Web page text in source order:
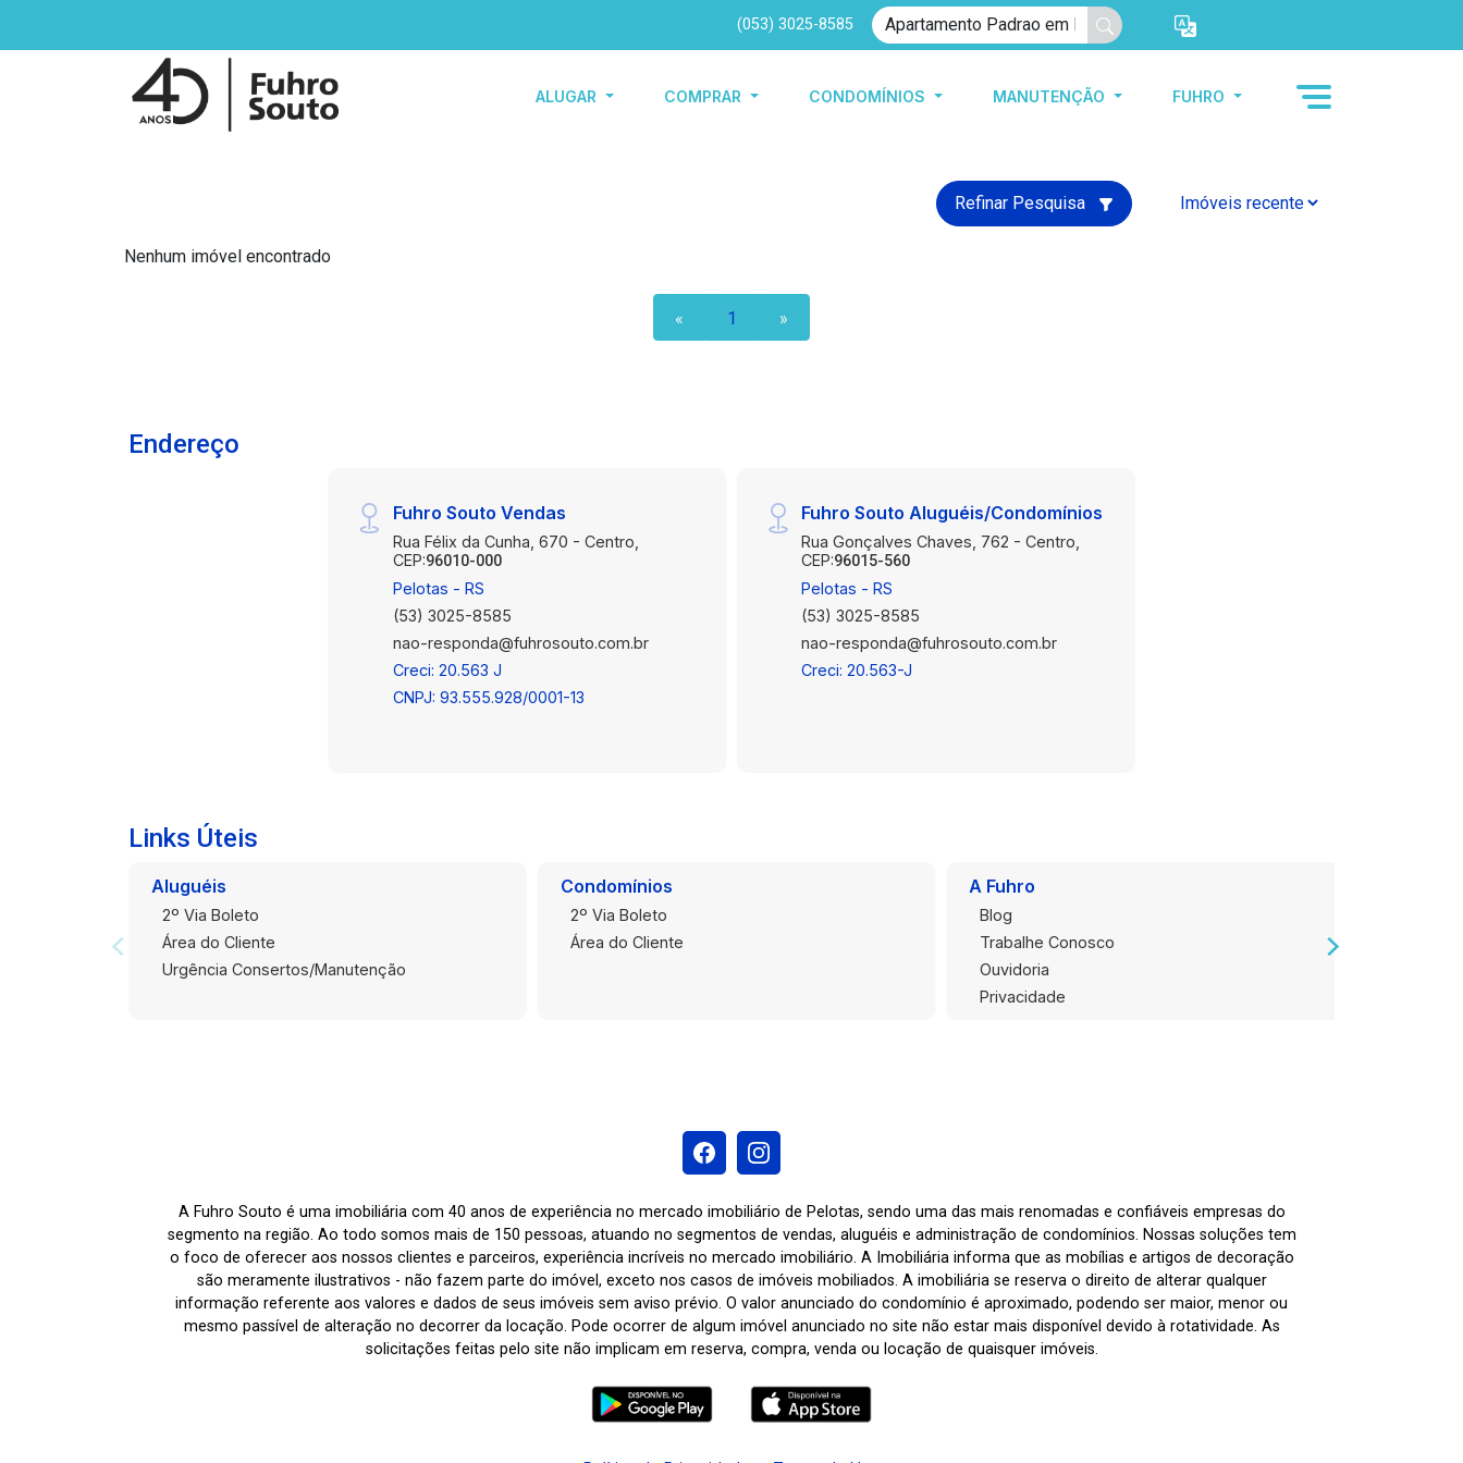
(053) 3025-8585
ALUGAR COMPRAR CONDOMÍNIOS MANUTENÇÃO FUHRO
Refinar Pesquisa
Nenhum imóvel encontrado
« 1 »
Endereço
Fuhro Souto Vendas
Rua Félix da Cunha, 670 - Centro,
CEP:96010-000
Pelotas - RS
(53) 3025-8585
nao-responda@fuhrosouto.com.br
Creci: 20.563 J
CNPJ: 93.555.928/0001-13
Fuhro Souto Aluguéis/Condomínios
Rua Gonçalves Chaves, 762 - Centro,
CEP:96015-560
Pelotas - RS
(53) 3025-8585
nao-responda@fuhrosouto.com.br
Creci: 20.563-J
Links Úteis
Aluguéis
2º Via Boleto
Área do Cliente
Urgência Consertos/Manutenção
Condomínios
2º Via Boleto
Área do Cliente
A Fuhro
Blog
Trabalhe Conosco
Ouvidoria
Privacidade
A Fuhro Souto é uma imobiliária com 40 anos de experiência no mercado imobiliário de Pelotas, sendo uma das mais renomadas e confiáveis empresas do
segmento na região. Ao todo somos mais de 150 pessoas, atuando no segmentos de vendas, aluguéis e administração de condomínios. Nossas soluções tem
o foco de oferecer aos nossos clientes e parceiros, experiência incríveis no mercado imobiliário. A Imobiliária informa que as mobílias e artigos de decoração
são meramente ilustrativos - não fazem parte do imóvel, exceto nos casos de imóveis mobiliados. A imobiliária se reserva o direito de alterar qualquer
informação referente aos valores e dados de seus imóveis sem aviso prévio. O valor anunciado do condomínio é aproximado, podendo ser maior, menor ou
mesmo passível de alteração no decorrer da locação. Pode ocorrer de algum imóvel anunciado no site não estar mais disponível devido à rotatividade. As
solicitações feitas pelo site não implicam em reserva, compra, venda ou locação de quaisquer imóveis.